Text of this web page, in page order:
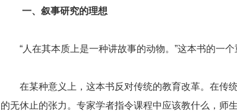
一、叙事研究的理想
“人在其本质上是一种讲故事的动物。”这本书的一个
在某种意义上，这本书反对传统的教育改革。在传
的无休止的张力。专家学者指令课程中应该教什么，师